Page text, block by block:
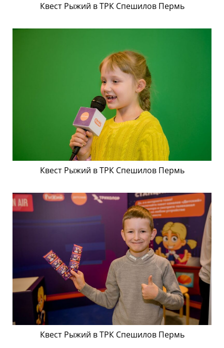
Квест Рыжий в ТРК Спешилов Пермь
Квест Рыжий в ТРК Спешилов Пермь
Квест Рыжий в ТРК Спешилов Пермь